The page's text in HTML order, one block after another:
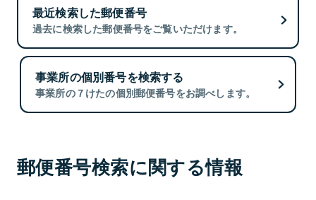
最近検索した郵便番号
過去に検索した郵便番号をご覧いただけます。
事業所の個別番号を検索する
事業所の７けたの個別郵便番号をお調べします。
郵便番号検索に関する情報